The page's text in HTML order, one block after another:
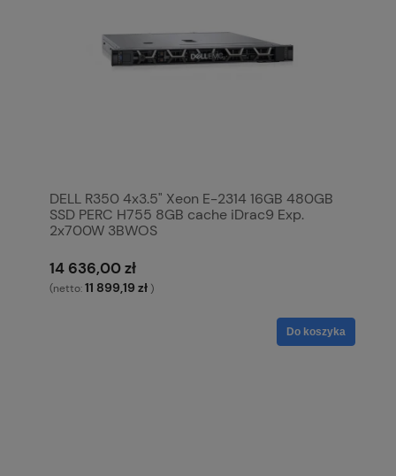
DELL R350 4x3.5" Xeon E-2314 16GB 480GB
SSD PERC H755 8GB cache iDrac9 Exp.
2x700W 3BWOS
14 636,00 zł
(netto:11 899,19 zł )
Do koszyka